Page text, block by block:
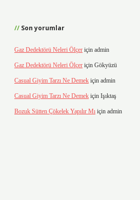
Son yorumlar
Gaz Dedektörü Neleri Ölçer için admin
Gaz Dedektörü Neleri Ölçer için Gökyüzü
Casual Giyim Tarzı Ne Demek için admin
Casual Giyim Tarzı Ne Demek için Işıktaş
Bozuk Sütten Çökelek Yapılır Mı için admin